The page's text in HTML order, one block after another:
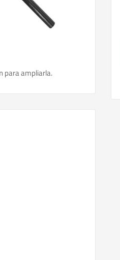
para ampliarla.